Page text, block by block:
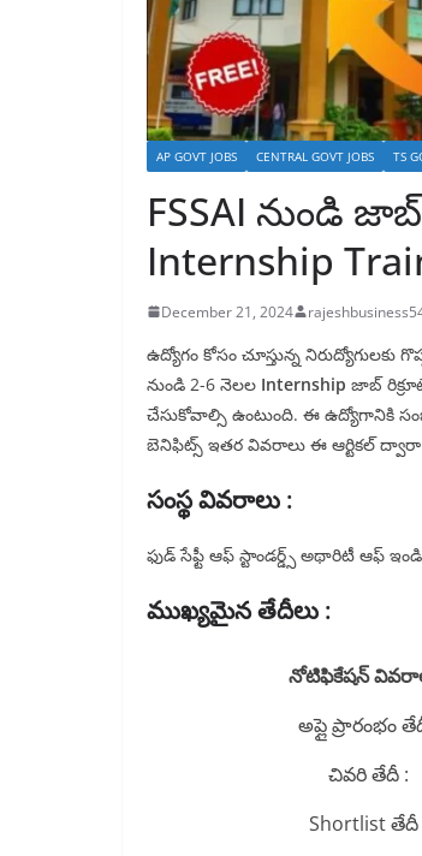
AP GOVT JOBS CENTRAL GOVT JOBS TS
FSSAI నుండి
Internship
December 21, 2024
ఉద్యోగం కోసం చూస్తున్న నిరుద్యోగులకు
నుండి 2-6 నెలల Internship జాబ్
చేసుకోవాల్సి ఉంటుంది. ఈ ఉద్యోగానికి
బెనిఫిట్స్ ఇతర వివరాలు ఈ ఆర్టికల్ ద్వారా
సంస్థ వివరాలు :
ఫుడ్ సేఫ్టీ ఆఫ్ స్టాండర్డ్స్ అథారిటీ ఆఫ్
ముఖ్యమైన తేదీలు :
నోటిఫికేషన్
అప్లై ప్రారంభం
చివరి తేదీ :
Shortlist తేదీ